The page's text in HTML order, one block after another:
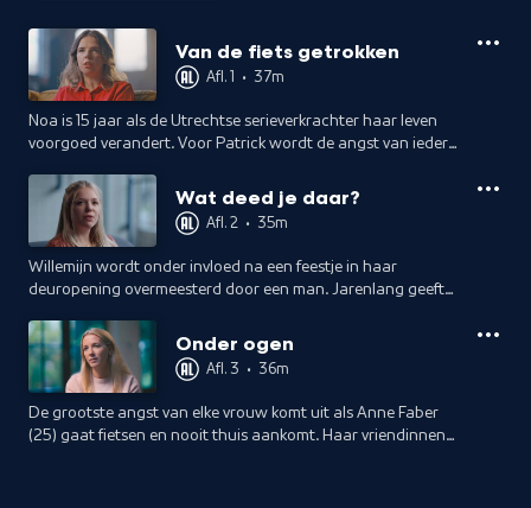
Van de fiets getrokken
Afl. 1 • 37m
Noa is 15 jaar als de Utrechtse serieverkrachter haar leven
voorgoed verandert. Voor Patrick wordt de angst van iedere
nachts belt.
Wat deed je daar?
Afl. 2 • 35m
Willemijn wordt onder invloed na een feestje in haar
deuropening overmeesterd door een man. Jarenlang geeft
heeft gevochten.
Onder ogen
Afl. 3 • 36m
De grootste angst van elke vrouw komt uit als Anne Faber
(25) gaat fietsen en nooit thuis aankomt. Haar vriendinnen